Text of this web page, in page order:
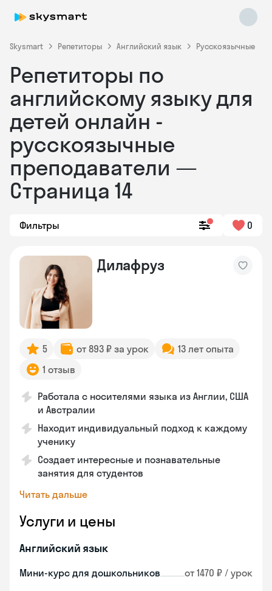
Skysmart Репетиторы Английский язык Русскоязычные
Репетиторы по
английскому языку для
детей онлайн -
русскоязычные
преподаватели —
Страница 14
Фильтры 0
Дилафруз
5 от 893 ₽ за урок
13 лет опыта
1 отзыв
Работала с носителями языка из Англии, США
и Австралии
Находит индивидуальный подход к каждому
ученику
Создает интересные и познавательные
занятия для студентов
Читать дальше
Услуги и цены
Английский язык
Мини-курс для дошкольников от 1470 ₽ / урок
online